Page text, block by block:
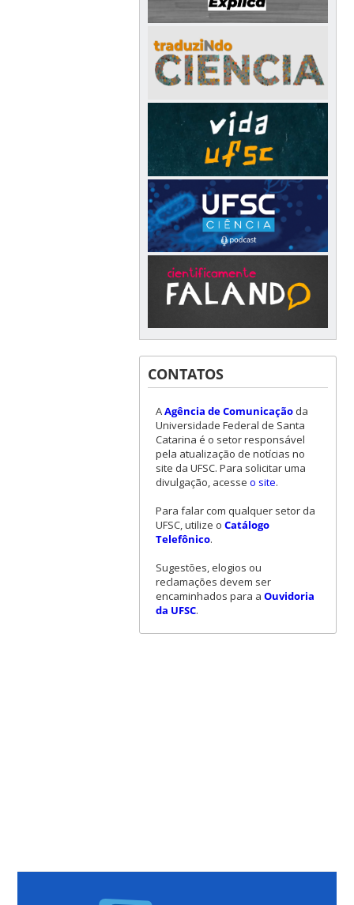
CONTATOS
AAgência de Comunicaçãoda
Universidade Federal de Santa
Catarina é o setor responsável
pela atualização de notícias no
site da UFSC. Para solicitar uma
divulgação, acesse o site.
Para falar com qualquer setor da
UFSC, utilize o Catálogo
Telefônico.
Sugestões, elogios ou
reclamações devem ser
encaminhados para a Ouvidoria
da UFSC.